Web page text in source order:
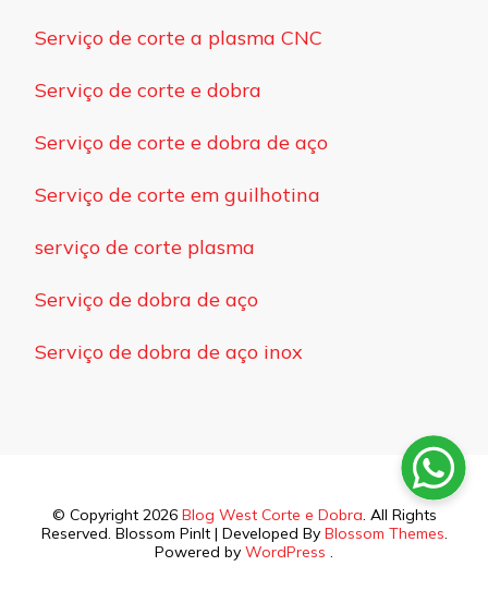
Serviço de corte a plasma CNC
Serviço de corte e dobra
Serviço de corte e dobra de aço
Serviço de corte em guilhotina
serviço de corte plasma
Serviço de dobra de aço
Serviço de dobra de aço inox
© Copyright 2026 Blog West Corte e Dobra. All Rights
Reserved. Blossom PinIt | Developed By Blossom Themes.
Powered by WordPress .